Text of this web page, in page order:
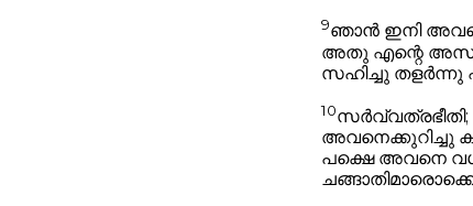
9ഞാൻ ഇനി
അതു എന്റെ
സഹിച്ചു തളർന്നു
10സർവ്വത്രഭീതി;
അവനെക്കുറിച്ചു
പക്ഷെ അവനെ